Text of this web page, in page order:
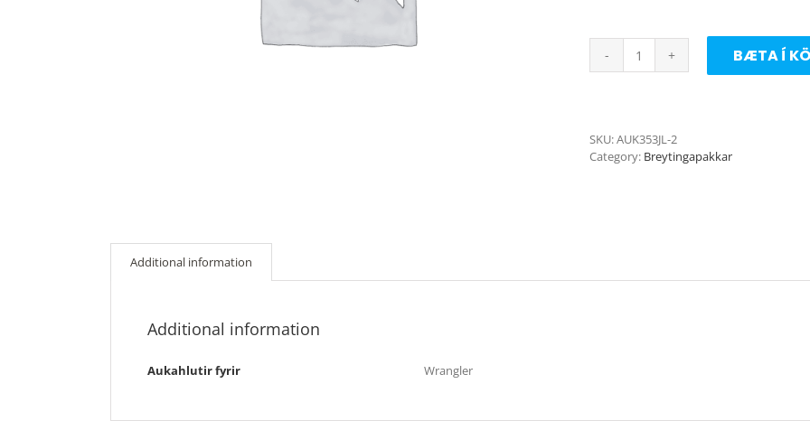
35"
felgur)
quantity
BÆTA Í
SKU:AUK353JL-2
Category: Breytingapakkar
Additional information
Additional information
Aukahlutir fyrir Wrangler